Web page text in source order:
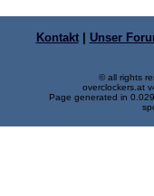
Kontakt| Unser
© all rights
overclockers.at
Page generated in